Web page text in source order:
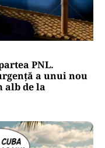
PNL.
a unui nou
alb de la